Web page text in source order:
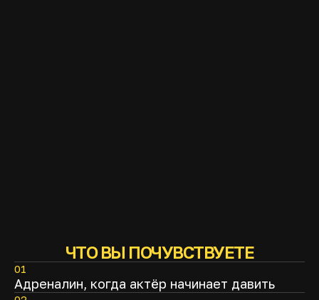
ЧТО ВЫ ПОЧУВСТВУЕТЕ
01
Адреналин, когда актёр начинает давить